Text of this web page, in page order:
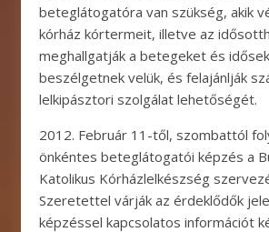
beteglátogatóra van szükség, akik
kórház kórtermeit, illetve az
meghallgatják a betegeket és
beszélgetnek velük, és felajánlják
lelkipásztori szolgálat lehetőségét.
2012. Február 11-től, szombattól
önkéntes beteglátogatói képzés a
Katolikus Kórházlelkészség
Szeretettel várják az érdeklődők
képzéssel kapcsolatos információt